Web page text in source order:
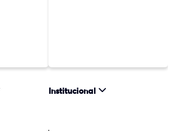
Institucional